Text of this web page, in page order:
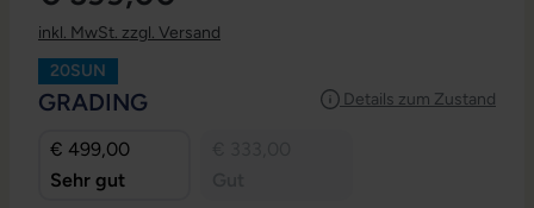
inkl. MwSt. zzgl. Versand
20SUN
Details zum Zustand
GRADING
€ 499,00
Sehr gut